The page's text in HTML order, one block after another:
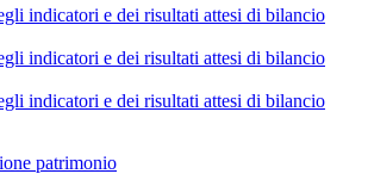
indicatori e dei risultati attesi di bilancio
indicatori e dei risultati attesi di bilancio
indicatori e dei risultati attesi di bilancio
patrimonio